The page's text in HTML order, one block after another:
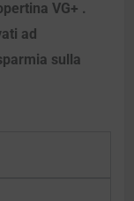
VG+ .
ad
sulla